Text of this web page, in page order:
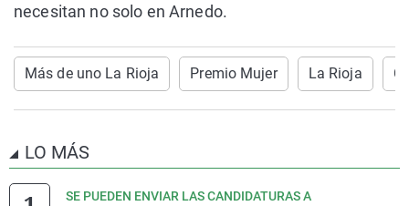
necesitan no solo en Arnedo.
Más de uno La Rioja Premio Mujer La Rioja
LO MÁS
SE PUEDEN ENVIAR LAS CANDIDATURAS A